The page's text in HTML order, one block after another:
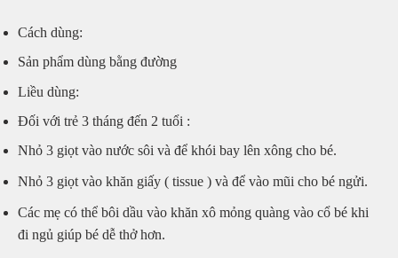
Cách dùng:
Sản phẩm dùng bằng đường
Liều dùng:
Đối với trẻ 3 tháng đến 2 tuổi :
Nhỏ 3 giọt vào nước sôi và để khói bay lên xông cho bé.
Nhỏ 3 giọt vào khăn giấy ( tissue ) và để vào mũi cho bé ngửi.
Các mẹ có thể bôi dầu vào khăn xô mỏng quàng vào cổ bé khi
đi ngủ giúp bé dễ thở hơn.